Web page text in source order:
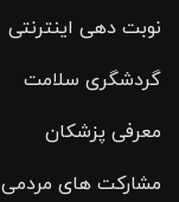
نوبت دهی اینترنتی
گردشگری سلامت
معرفی پزشکان
مشارکت های مردمی